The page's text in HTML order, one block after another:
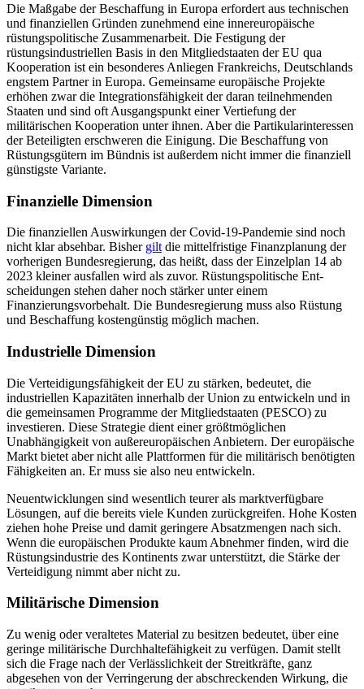
Die Maßgabe der Beschaffung in Europa erfordert aus tech­nischen
und finanziellen Gründen zunehmend eine innereuropäische
rüstungspolitische Zusammenarbeit. Die Festigung der
rüstungsindustriellen Basis in den Mitgliedstaaten der EU qua
Kooperation ist ein besonderes Anliegen Frankreichs, Deutschlands
engstem Partner in Europa. Gemeinsame euro­päische Pro­jekte
erhöhen zwar die Integrationsfähig­keit der daran teilnehmenden
Staaten und sind oft Ausgangspunkt einer Vertiefung der
militärischen Kooperation unter ihnen. Aber die Partikularinteressen
der Beteiligten erschweren die Einigung. Die Beschaffung von
Rüstungsgütern im Bündnis ist außerdem nicht immer die finanziell
güns­tigste Variante.
Finanzielle Dimension
Die finanziellen Auswirkungen der Covid-19-Pandemie sind noch
nicht klar absehbar. Bisher gilt die mittelfristige Finanzplanung der
vorherigen Bundesregierung, das heißt, dass der Einzelplan 14 ab
2023 kleiner aus­fallen wird als zuvor. Rüstungspolitische Ent­
scheidungen stehen daher noch stärker unter einem
Finanzierungsvorbehalt. Die Bundesregierung muss also Rüstung
und Be­schaffung kostengünstig möglich machen.
Industrielle Dimension
Die Verteidigungsfähigkeit der EU zu stär­ken, bedeutet, die
industriellen Kapazitäten innerhalb der Union zu entwickeln und in
die gemeinsamen Programme der Mitgliedstaaten (PESCO) zu
investieren. Diese Stra­tegie dient einer größtmöglichen
Unabhängigkeit von außereuropäischen Anbietern. Der europäische
Markt bietet aber nicht alle Plattformen für die militärisch benötigten
Fähigkeiten an. Er muss sie also neu ent­wickeln.
Neuentwicklungen sind wesentlich teurer als marktverfügbare
Lösungen, auf die bereits viele Kunden zurückgreifen. Hohe Kosten
ziehen hohe Preise und damit geringere Absatz­mengen nach sich.
Wenn die europäischen Produkte kaum Abnehmer finden, wird die
Rüstungsindustrie des Kontinents zwar unterstützt, die Stärke der
Verteidigung nimmt aber nicht zu.
Militärische Dimension
Zu wenig oder veraltetes Material zu besit­zen bedeutet, über eine
geringe militärische Durchhaltefähigkeit zu verfügen. Damit stellt
sich die Frage nach der Verlässlichkeit der Streitkräfte, ganz
abgesehen von der Verringerung der abschreckenden Wirkung, die